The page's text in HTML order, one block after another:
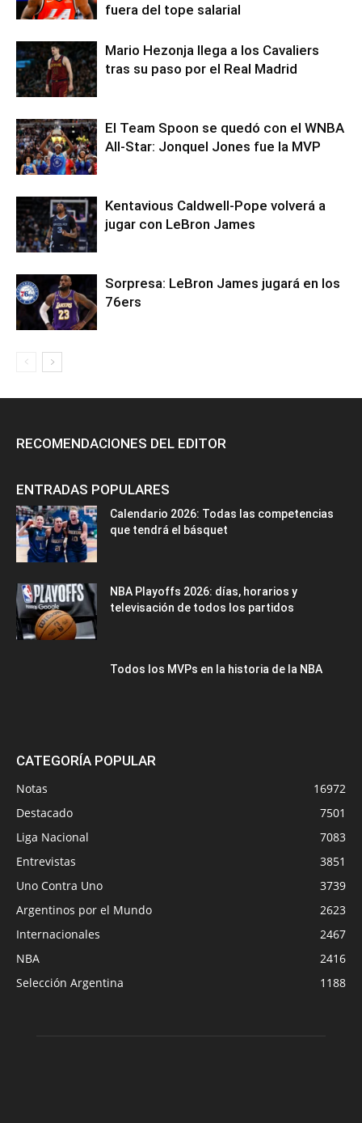
fuera del tope salarial
Mario Hezonja llega a los Cavaliers
tras su paso por el Real Madrid
El Team Spoon se quedó con el WNBA
All-Star: Jonquel Jones fue la MVP
Kentavious Caldwell-Pope volverá a
jugar con LeBron James
Sorpresa: LeBron James jugará en los
76ers
RECOMENDACIONES DEL EDITOR
ENTRADAS POPULARES
Calendario 2026: Todas las competencias
que tendrá el básquet
NBA Playoffs 2026: días, horarios y
televisación de todos los partidos
Todos los MVPs en la historia de la NBA
CATEGORÍA POPULAR
Notas
16972
Destacado
7501
Liga Nacional
7083
Entrevistas
3851
Uno Contra Uno
3739
Argentinos por el Mundo
2623
Internacionales
2467
NBA
2416
Selección Argentina
1188